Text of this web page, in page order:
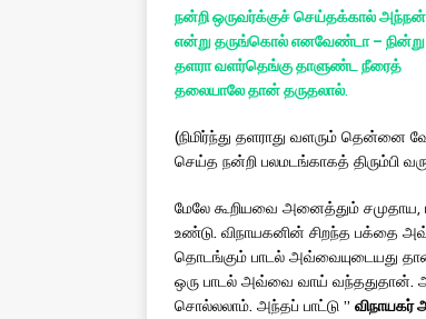
நன்றிஒருவர்க்குச்செய்தக்கால்
என்றுதருங்கொல்எனவேண்டா–நின்று
தளராவளர்தெங்குதாளுண்டநீரைத்
தலையாலேதான்தருதலால்.
(நிமிர்ந்து தளராது வளரும் தென்னை
செய்த நன்றி பலமடங்காகத் திரும்பி
மேலே கூறியவை அனைத்தும்
உண்டு. விநாயகனின் சிறந்த பக்தை
தொடங்கும் பாடல் அவ்வையுடையது
ஒரு பாடல் அவ்வை வாய் வந்ததுதான்.
சொல்லலாம். அந்தப் பாட்டு ” விநாயகர்